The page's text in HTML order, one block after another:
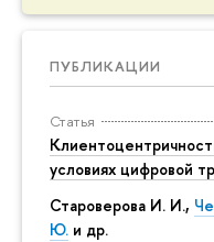
ПУБЛИКАЦИИ
Статья
условиях цифровой
Староверова И. И.,
Ю. и др.